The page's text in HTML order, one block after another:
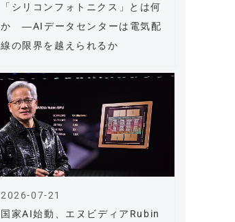
「シリコンフォトニクス」とは何
か ―AIデータセンターは電気配
線の限界を越えられるか
国家AI始動、エヌビディアRubin
2026-07-21